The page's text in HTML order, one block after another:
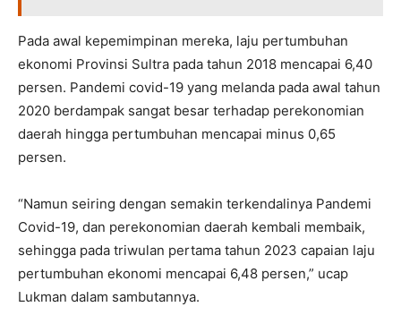
Pada awal kepemimpinan mereka, laju pertumbuhan
ekonomi Provinsi Sultra pada tahun 2018 mencapai 6,40
persen. Pandemi covid-19 yang melanda pada awal tahun
2020 berdampak sangat besar terhadap perekonomian
daerah hingga pertumbuhan mencapai minus 0,65
persen.
“Namun seiring dengan semakin terkendalinya Pandemi
Covid-19, dan perekonomian daerah kembali membaik,
sehingga pada triwulan pertama tahun 2023 capaian laju
pertumbuhan ekonomi mencapai 6,48 persen,” ucap
Lukman dalam sambutannya.